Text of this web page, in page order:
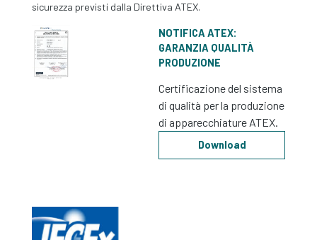
sicurezza previsti dalla Direttiva ATEX.
NOTIFICA ATEX:
GARANZIA QUALITÀ
PRODUZIONE
Certificazione del sistema
di qualità per la produzione
di apparecchiature ATEX.
Download